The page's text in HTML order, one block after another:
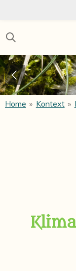
springen
Home » Kontext »
Klima